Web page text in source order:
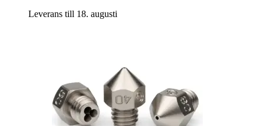
Leverans till 18. augusti